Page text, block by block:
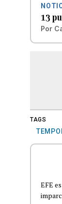
13
Por
TAGS
EFE